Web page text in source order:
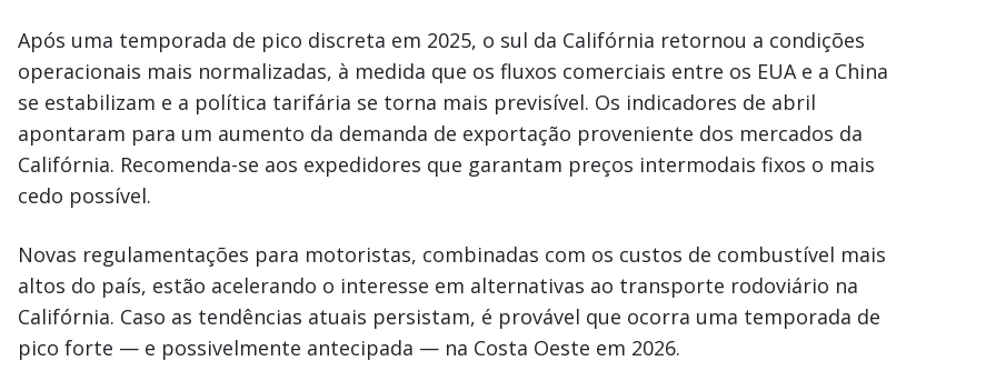
Após uma temporada de pico discreta em 2025, o sul da Califórnia retornou a condições
operacionais mais normalizadas, à medida que os fluxos comerciais entre os EUA e a China
se estabilizam e a política tarifária se torna mais previsível. Os indicadores de abril
apontaram para um aumento da demanda de exportação proveniente dos mercados da
Califórnia. Recomenda-se aos expedidores que garantam preços intermodais fixos o mais
cedo possível.
Novas regulamentações para motoristas, combinadas com os custos de combustível mais
altos do país, estão acelerando o interesse em alternativas ao transporte rodoviário na
Califórnia. Caso as tendências atuais persistam, é provável que ocorra uma temporada de
pico forte — e possivelmente antecipada — na Costa Oeste em 2026.